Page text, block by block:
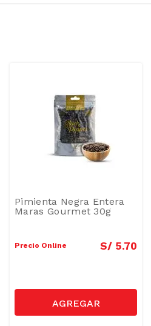
Pimienta Negra Entera
Maras Gourmet 30g
Precio Online S/ 5.70